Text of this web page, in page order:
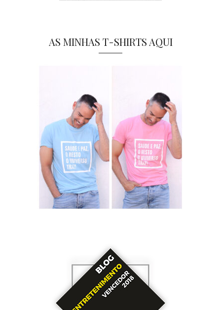
AS MINHAS T-SHIRTS AQUI